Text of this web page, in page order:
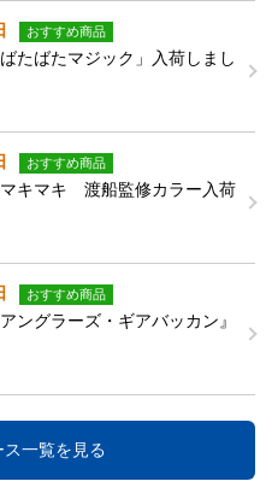
おすすめ商品
たばたマジック」入荷しまし
おすすめ商品
キマキ 渡船監修カラー入荷
おすすめ商品
ングラーズ・ギアバッカン』
一覧を見る